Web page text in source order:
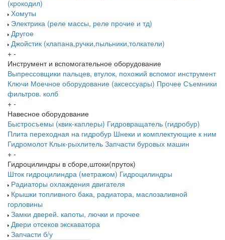
(крокодил)
Хомуты
Электрика (реле массы, реле прочие и тд)
Другое
Джойстик (клапана,ручки,пыльники,толкатели)
+ -
Инструмент и вспомогательное оборудование
Выпрессовщики пальцев, втулок, похожий вспомог инструмент
Ключи Моечное оборудование (аксессуары) Прочее Съемники
фильтров. колб
+ -
Навесное оборудование
Быстросъемы (квик-каплеры) Гидровращатель (гидробур)
Плита переходная на гидробур Шнеки и комплектующие к ним
Гидромолот Клык-рыхлитель Запчасти буровых машин
+ -
Гидроцилиндры в сборе,штоки(пруток)
Шток гидроцилиндра (метражом) Гидроцилиндры
Радиаторы охлаждения двигателя
Крышки топливного бака, радиатора, маслозаливной
горловины
Замки дверей. капоты, лючки и прочее
Двери отсеков экскаватора
Запчасти б/у